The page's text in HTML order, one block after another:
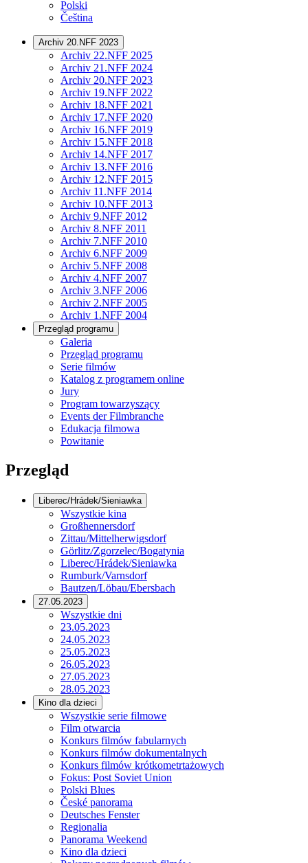
Polski
Čeština
Archiv 20.NFF 2023
Archiv 22.NFF 2025
Archiv 21.NFF 2024
Archiv 20.NFF 2023
Archiv 19.NFF 2022
Archiv 18.NFF 2021
Archiv 17.NFF 2020
Archiv 16.NFF 2019
Archiv 15.NFF 2018
Archiv 14.NFF 2017
Archiv 13.NFF 2016
Archiv 12.NFF 2015
Archiv 11.NFF 2014
Archiv 10.NFF 2013
Archiv 9.NFF 2012
Archiv 8.NFF 2011
Archiv 7.NFF 2010
Archiv 6.NFF 2009
Archiv 5.NFF 2008
Archiv 4.NFF 2007
Archiv 3.NFF 2006
Archiv 2.NFF 2005
Archiv 1.NFF 2004
Przegląd programu
Galeria
Przegląd programu
Serie filmów
Katalog z programem online
Jury
Program towarzyszący
Events der Filmbranche
Edukacja filmowa
Powitanie
Przegląd
Liberec/Hrádek/Sieniawka
Wszystkie kina
Großhennersdorf
Zittau/Mittelherwigsdorf
Görlitz/Zgorzelec/Bogatynia
Liberec/Hrádek/Sieniawka
Rumburk/Varnsdorf
Bautzen/Löbau/Ebersbach
27.05.2023
Wszystkie dni
23.05.2023
24.05.2023
25.05.2023
26.05.2023
27.05.2023
28.05.2023
Kino dla dzieci
Wszystkie serie filmowe
Film otwarcia
Konkurs filmów fabularnych
Konkurs filmów dokumentalnych
Konkurs filmów krótkometrtażowych
Fokus: Post Soviet Union
Polski Blues
České panorama
Deutsches Fenster
Regionalia
Panorama Weekend
Kino dla dzieci